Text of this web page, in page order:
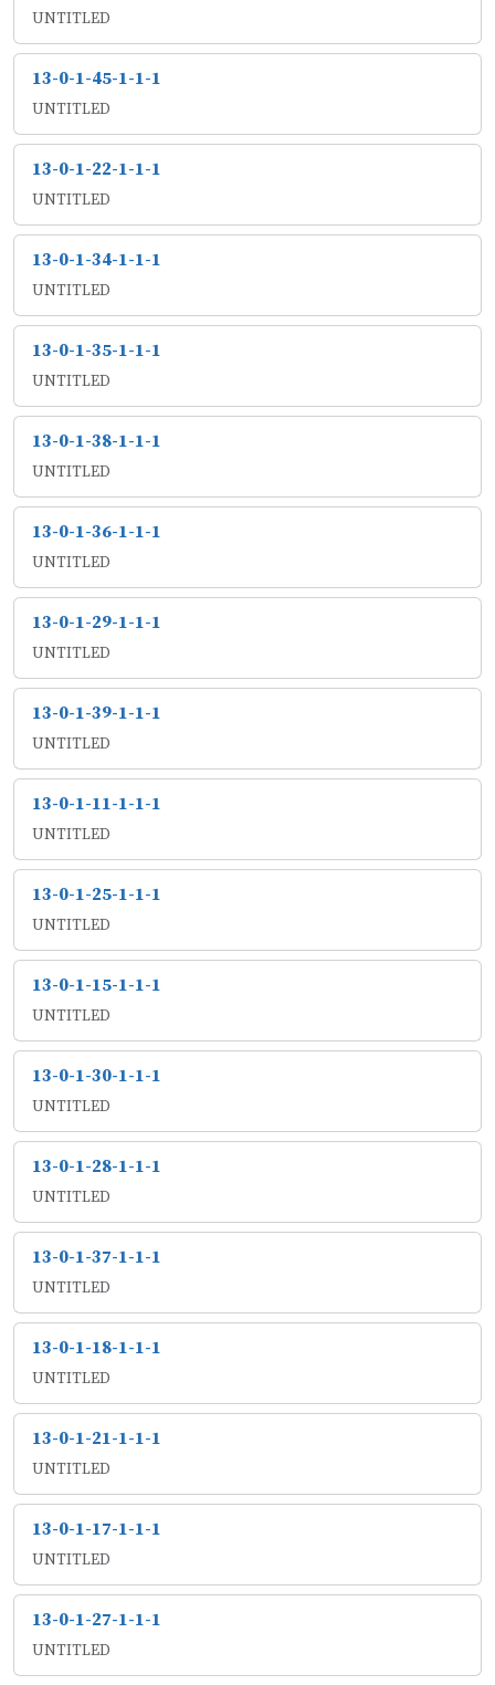
UNTITLED
13-0-1-45-1-1-1
UNTITLED
13-0-1-22-1-1-1
UNTITLED
13-0-1-34-1-1-1
UNTITLED
13-0-1-35-1-1-1
UNTITLED
13-0-1-38-1-1-1
UNTITLED
13-0-1-36-1-1-1
UNTITLED
13-0-1-29-1-1-1
UNTITLED
13-0-1-39-1-1-1
UNTITLED
13-0-1-11-1-1-1
UNTITLED
13-0-1-25-1-1-1
UNTITLED
13-0-1-15-1-1-1
UNTITLED
13-0-1-30-1-1-1
UNTITLED
13-0-1-28-1-1-1
UNTITLED
13-0-1-37-1-1-1
UNTITLED
13-0-1-18-1-1-1
UNTITLED
13-0-1-21-1-1-1
UNTITLED
13-0-1-17-1-1-1
UNTITLED
13-0-1-27-1-1-1
UNTITLED